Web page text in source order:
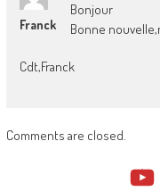
Franck
Bonjour
Bonne
Cdt,Franck
Comments are closed.